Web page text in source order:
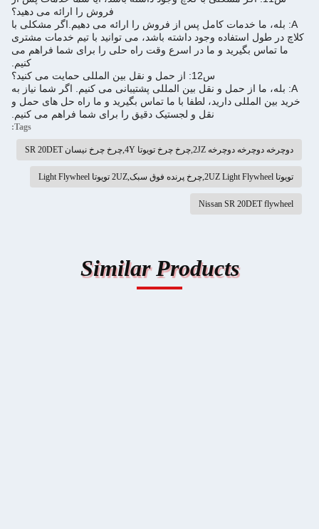
فروش را ارائه می دهید؟
A: بله، ما خدمات کامل پس از فروش را ارائه می دهیم.
اگر مشکلی با
کلاچ در طول استفاده وجود داشته باشد، می توانید با تیم خدمات مشتری
ما تماس بگیرید و ما در اسرع وقت راه حلی را برای شما فراهم می
کنیم.
س12: از حمل و نقل بین المللی حمایت می کنید؟
A: بله، ما از حمل و نقل بین المللی پشتیبانی می کنیم. اگر شما نیاز به
خرید بین المللی دارید، لطفا با ما تماس بگیرید و ما راه حل های حمل و
نقل و لجستیک دقیق را برای شما فراهم می کنیم.
Tags:
دوچرخه دوچرخه دوچرخه 2JZ,چرخ چرخ تویوتا 4Y,چرخ چرخ نیسان SR 20DET
تویوتا 2UZ Light Flywheel,چرخ پرنده فوق سبک,2UZ تویوتا Light Flywheel
Nissan SR 20DET flywheel
Similar Products